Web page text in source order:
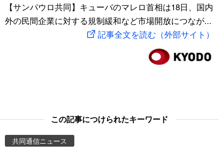
文化
動画/Live
Images
スポーツ・東京2020
【サンパウロ共同】キューバのマレロ首相は18日、国内
外の民間企業に対する規制緩和など市場開放につなが...
記事全文を読む（外部サイト）
この記事につけられたキーワード
共同通信ニュース